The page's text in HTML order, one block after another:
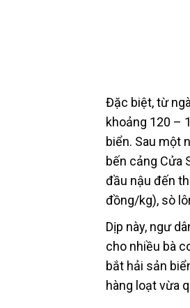
Đặc biệt, từ
khoảng 120 –
biển. Sau một
bến cảng Cửa
đầu nậu đến
đồng/kg), sò
Dịp này, ngư
cho nhiều bà
bắt hải sản
hàng loạt vừa